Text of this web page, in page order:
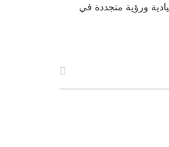
ورؤية متجددة في